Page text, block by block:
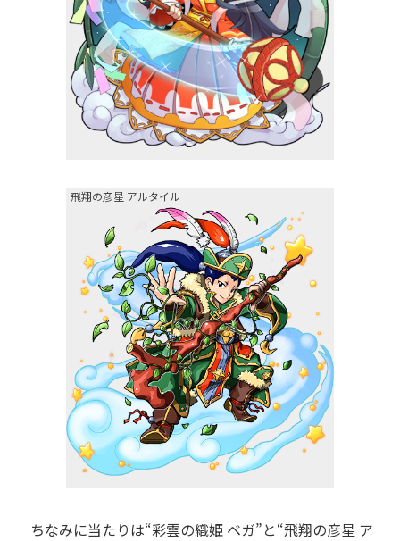
飛翔の彦星 アルタイル
ちなみに当たりは“彩雲の織姫 ベガ”と“飛翔の彦星 ア